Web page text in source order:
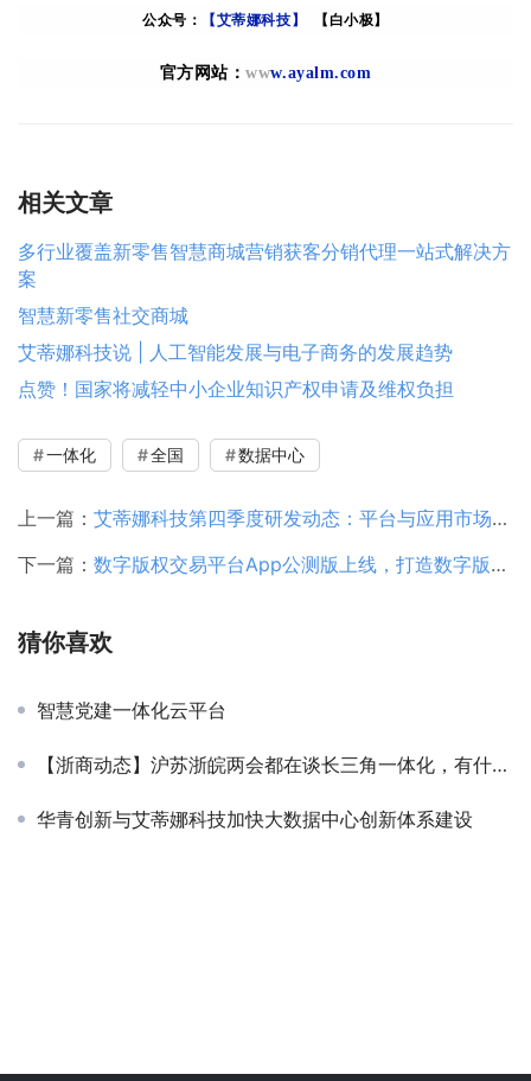
公众号： 【艾蒂娜科技】 【白小极】
官方网站：www.ayalm.com
相关文章
多行业覆盖新零售智慧商城营销获客分销代理一站式解决方
案
智慧新零售社交商城
艾蒂娜科技说 | 人工智能发展与电子商务的发展趋势
点赞！国家将减轻中小企业知识产权申请及维权负担
一体化 全国 数据中心
上一篇： 艾蒂娜科技第四季度研发动态：平台与应用市场更新
下一篇： 数字版权交易平台App公测版上线，打造数字版权全生态链！欢迎下载！！
猜你喜欢
智慧党建一体化云平台
【浙商动态】沪苏浙皖两会都在谈长三角一体化，有什么异同
华青创新与艾蒂娜科技加快大数据中心创新体系建设